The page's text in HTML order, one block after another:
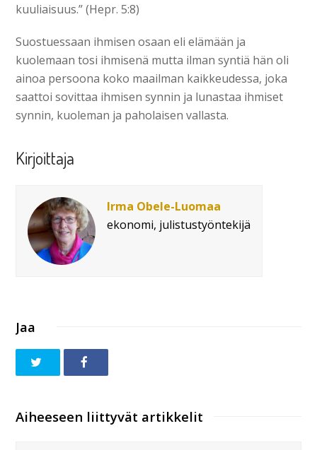
kuuliaisuus.” (Hepr. 5:8)
Suostuessaan ihmisen osaan eli elämään ja
kuolemaan tosi ihmisenä mutta ilman syntiä hän oli
ainoa persoona koko maailman kaikkeudessa, joka
saattoi sovittaa ihmisen synnin ja lunastaa ihmiset
synnin, kuoleman ja paholaisen vallasta.
Kirjoittaja
Irma Obele-Luomaa
ekonomi, julistustyöntekijä
Jaa
Aiheeseen liittyvät artikkelit